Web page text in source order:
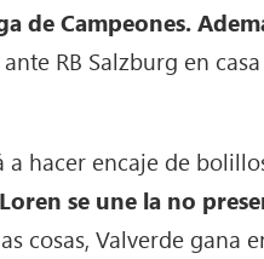
de Campeones.
RB Salzburg en
a hacer encaje de
se une la no
cosas, Valverde gana